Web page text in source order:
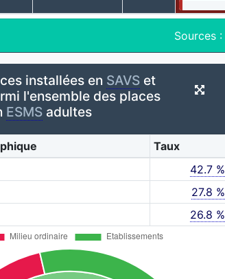
Sources :
installées en SAVS et
l'ensemble des places
ESMS adultes
Taux
42.7 %
27.8 %
26.8 %